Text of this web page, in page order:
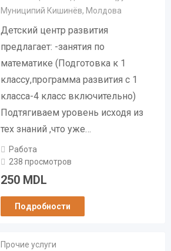
Муниципий Кишинёв, Молдова
Детский центр развития
предлагает: -занятия по
математике (Подготовка к 1
классу,программа развития с 1
класса-4 класс включительно)
Подтягиваем уровень исходя из
тех знаний ,что уже…
Работа
238 просмотров
250 MDL
Подробности
Прочие услуги